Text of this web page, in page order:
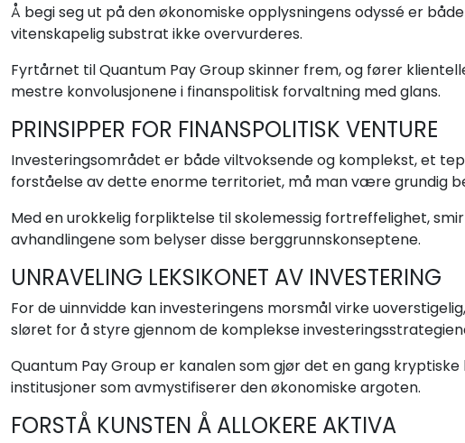
Å begi seg ut på den økonomiske opplysningens odyssé er
vitenskapelig substrat ikke overvurderes.
Fyrtårnet til Quantum Pay Group skinner frem, og fører
mestre konvolusjonene i finanspolitisk forvaltning med glans.
PRINSIPPER FOR FINANSPOLITISK VENTURE
Investeringsområdet er både viltvoksende og komplekst, et
forståelse av dette enorme territoriet, må man være grundig
Med en urokkelig forpliktelse til skolemessig fortreffelighet,
avhandlingene som belyser disse berggrunnskonseptene.
UNRAVELING LEKSIKONET AV INVESTERING
For de uinnvidde kan investeringens morsmål virke
sløret for å styre gjennom de komplekse
Quantum Pay Group er kanalen som gjør det en gang
institusjoner som avmystifiserer den økonomiske argoten.
FORSTÅ KUNSTEN Å ALLOKERE AKTIVA